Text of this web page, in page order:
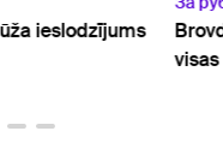
ieslodzījums